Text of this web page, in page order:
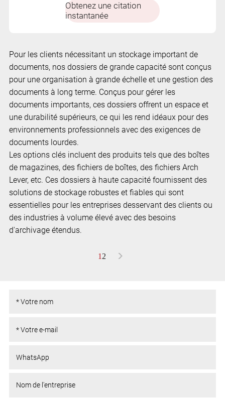
Obtenez une citation
instantanée
Pour les clients nécessitant un stockage important de
documents, nos dossiers de grande capacité sont conçus
pour une organisation à grande échelle et une gestion des
documents à long terme. Conçus pour gérer les
documents importants, ces dossiers offrent un espace et
une durabilité supérieurs, ce qui les rend idéaux pour des
environnements professionnels avec des exigences de
documents lourdes.
Les options clés incluent des produits tels que des boîtes
de magazines, des fichiers de boîtes, des fichiers Arch
Lever, etc. Ces dossiers à haute capacité fournissent des
solutions de stockage robustes et fiables qui sont
essentielles pour les entreprises desservant des clients ou
des industries à volume élevé avec des besoins
d'archivage étendus.
1 2 >